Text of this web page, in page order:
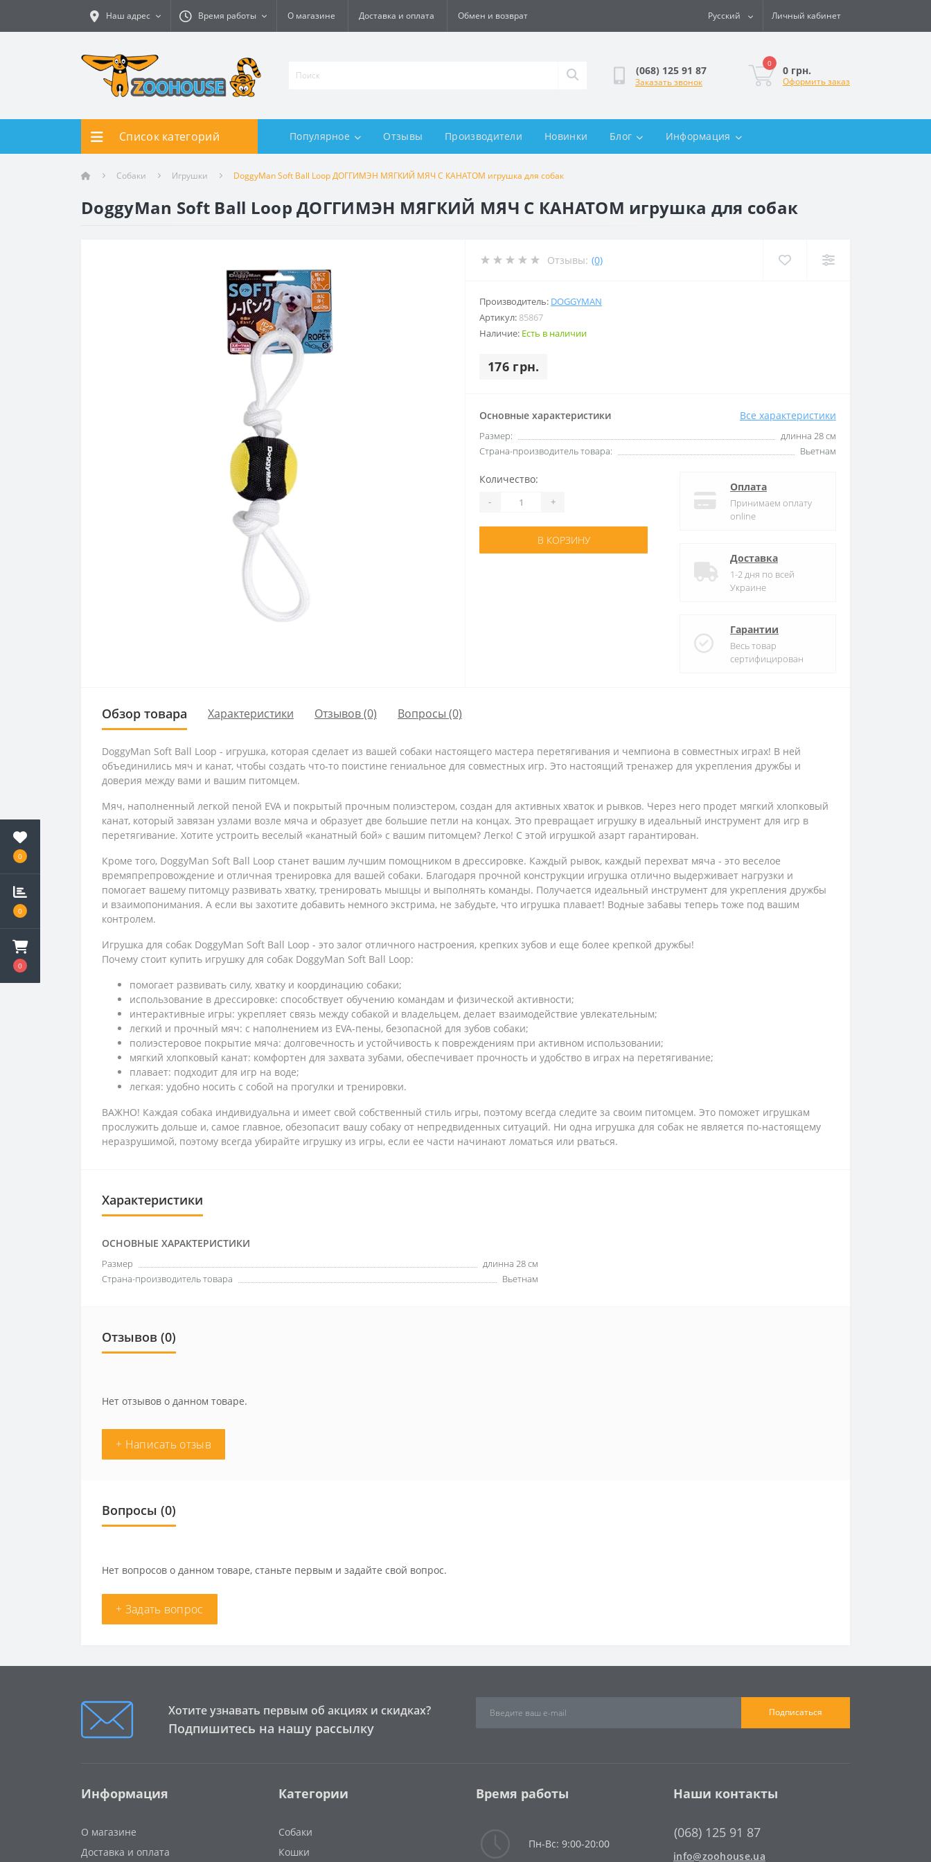
0
0
0
Наш адрес Время работы О магазине Доставка и оплата Обмен и возврат Русский Личный кабинет
(068) 125 91 87
Заказать звонок
0
0 грн.
Оформить заказ
Список категорий Популярное Отзывы Производители Новинки Блог Информация
Собаки Игрушки DoggyMan Soft Ball Loop ДОГГИМЭН МЯГКИЙ МЯЧ С КАНАТОМ игрушка для собак
DoggyMan Soft Ball Loop ДОГГИМЭН МЯГКИЙ МЯЧ С КАНАТОМ игрушка для собак
Отзывы: (0)
Производитель: DOGGYMAN
Артикул: 85867
Наличие: Есть в наличии
176 грн.
Основные характеристики Все характеристики
Размер:
длинна 28 см
Страна-производитель товара:
Вьетнам
Количество:
- +
В КОРЗИНУ
Оплата
Принимаем оплату
online
Доставка
1-2 дня по всей
Украине
Гарантии
Весь товар
сертифицирован
Обзор товара Характеристики Отзывов (0) Вопросы (0)
DoggyMan Soft Ball Loop - игрушка, которая сделает из вашей собаки настоящего мастера перетягивания и чемпиона в совместных играх! В ней
объединились мяч и канат, чтобы создать что-то поистине гениальное для совместных игр. Это настоящий тренажер для укрепления дружбы и
доверия между вами и вашим питомцем.
Мяч, наполненный легкой пеной EVA и покрытый прочным полиэстером, создан для активных хваток и рывков. Через него продет мягкий хлопковый
канат, который завязан узлами возле мяча и образует две большие петли на концах. Это превращает игрушку в идеальный инструмент для игр в
перетягивание. Хотите устроить веселый «канатный бой» с вашим питомцем? Легко! С этой игрушкой азарт гарантирован.
Кроме того, DoggyMan Soft Ball Loop станет вашим лучшим помощником в дрессировке. Каждый рывок, каждый перехват мяча - это веселое
времяпрепровождение и отличная тренировка для вашей собаки. Благодаря прочной конструкции игрушка отлично выдерживает нагрузки и
помогает вашему питомцу развивать хватку, тренировать мышцы и выполнять команды. Получается идеальный инструмент для укрепления дружбы
и взаимопонимания. А если вы захотите добавить немного экстрима, не забудьте, что игрушка плавает! Водные забавы теперь тоже под вашим
контролем.
Игрушка для собак DoggyMan Soft Ball Loop - это залог отличного настроения, крепких зубов и еще более крепкой дружбы!
Почему стоит купить игрушку для собак DoggyMan Soft Ball Loop:
помогает развивать силу, хватку и координацию собаки;
использование в дрессировке: способствует обучению командам и физической активности;
интерактивные игры: укрепляет связь между собакой и владельцем, делает взаимодействие увлекательным;
легкий и прочный мяч: с наполнением из EVA-пены, безопасной для зубов собаки;
полиэстеровое покрытие мяча: долговечность и устойчивость к повреждениям при активном использовании;
мягкий хлопковый канат: комфортен для захвата зубами, обеспечивает прочность и удобство в играх на перетягивание;
плавает: подходит для игр на воде;
легкая: удобно носить с собой на прогулки и тренировки.
ВАЖНО! Каждая собака индивидуальна и имеет свой собственный стиль игры, поэтому всегда следите за своим питомцем. Это поможет игрушкам
прослужить дольше и, самое главное, обезопасит вашу собаку от непредвиденных ситуаций. Ни одна игрушка для собак не является по-настоящему
неразрушимой, поэтому всегда убирайте игрушку из игры, если ее части начинают ломаться или рваться.
Характеристики
ОСНОВНЫЕ ХАРАКТЕРИСТИКИ
Размер
длинна 28 см
Страна-производитель товара
Вьетнам
Отзывов (0)
Нет отзывов о данном товаре.
+ Написать отзыв
Вопросы (0)
Нет вопросов о данном товаре, станьте первым и задайте свой вопрос.
+ Задать вопрос
Хотите узнавать первым об акциях и скидках?
Подпишитесь на нашу рассылку
Подписаться
Информация
О магазине
Доставка и оплата
Категории
Собаки
Кошки
Время работы
Пн-Вс: 9:00-20:00
Наши контакты
(068) 125 91 87
info@zoohouse.ua